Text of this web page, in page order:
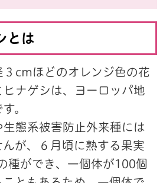
とは
cmほどのオレンジ色の花
ナゲシは、ヨーロッパ地
。
態系被害防止外来種には
が、６月頃に熟する果実
種ができ、一個体が100個